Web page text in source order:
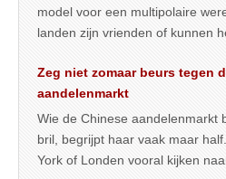
model voor een multipolaire
landen zijn vrienden of kunnen
Zeg niet zomaar beurs tegen
aandelenmarkt
Wie de Chinese aandelenmarkt
bril, begrijpt haar vaak maar
York of Londen vooral kijken